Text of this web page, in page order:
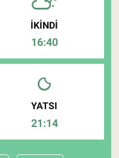
İKINDI
16:40
YATSI
21:14